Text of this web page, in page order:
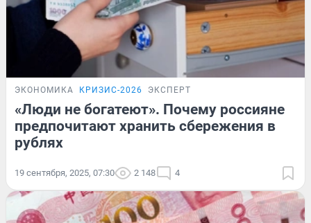
ЭКОНОМИКА КРИЗИС-2026 ЭКСПЕРТ
«Люди не богатеют». Почему россияне
предпочитают хранить сбережения в
рублях
19 сентября, 2025, 07:30 2 148 4